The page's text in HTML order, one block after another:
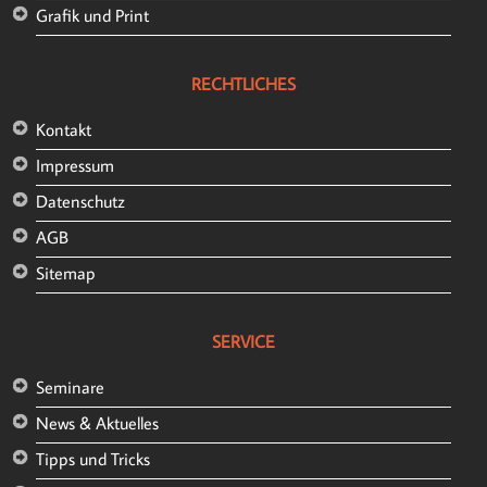
man später zu stark von einem anfangs festgelegten
inkonsistent werden. Schließlich soll sich der Nutzer später
Grafik und Print
RECHTLICHES
Kontakt
Impressum
Datenschutz
AGB
Sitemap
SERVICE
Seminare
News & Aktuelles
Tipps und Tricks